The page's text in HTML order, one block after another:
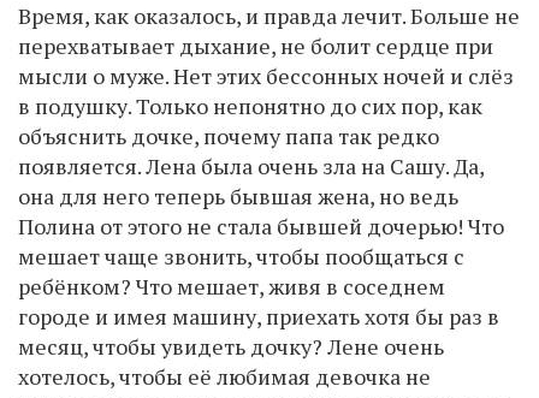
Время, как оказалось, и правда лечит. Больше не
перехватывает дыхание, не болит сердце при
мысли о муже. Нет этих бессонных ночей и слёз
в подушку. Только непонятно до сих пор, как
объяснить дочке, почему папа так редко
появляется. Лена была очень зла на Сашу. Да,
она для него теперь бывшая жена, но ведь
Полина от этого не стала бывшей дочерью! Что
мешает чаще звонить, чтобы пообщаться с
ребёнком? Что мешает, живя в соседнем
городе и имея машину, приехать хотя бы раз в
месяц, чтобы увидеть дочку? Лене очень
хотелось, чтобы её любимая девочка не